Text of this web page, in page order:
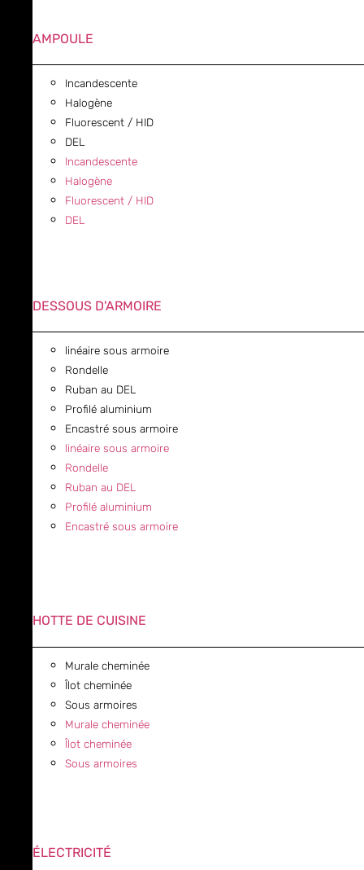
AMPOULE
Incandescente
Halogène
Fluorescent / HID
DEL
Incandescente
Halogène
Fluorescent / HID
DEL
DESSOUS D'ARMOIRE
linéaire sous armoire
Rondelle
Ruban au DEL
Profilé aluminium
Encastré sous armoire
linéaire sous armoire
Rondelle
Ruban au DEL
Profilé aluminium
Encastré sous armoire
HOTTE DE CUISINE
Murale cheminée
Îlot cheminée
Sous armoires
Murale cheminée
Îlot cheminée
Sous armoires
ÉLECTRICITÉ